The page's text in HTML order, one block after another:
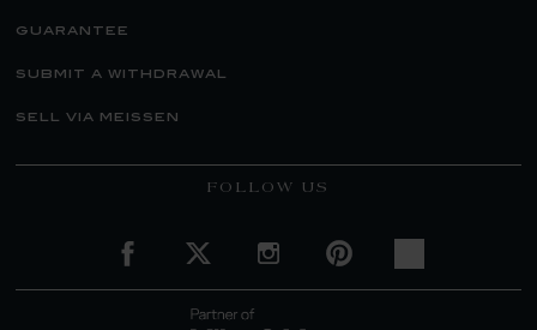
guarantee
submit a withdrawal
sell via meissen
FOLLOW US